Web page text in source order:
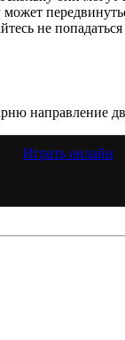
не
направление
Играть онлайн